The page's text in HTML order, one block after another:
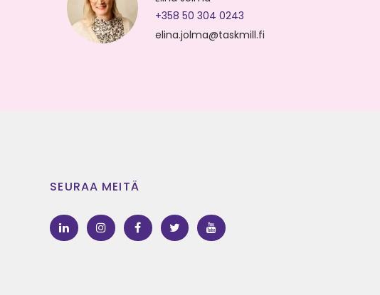
+358 50 304 0243
elina.jolma@taskmill.fi
SEURAA MEITÄ
LinkedInInstagramFacebookTwitter Youtube